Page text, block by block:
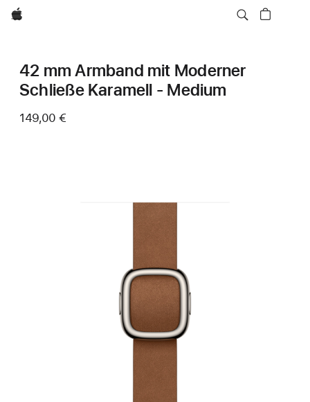
Apple
42 mm Armband mit Moderner
Schließe Karamell - Medium
149,00 €